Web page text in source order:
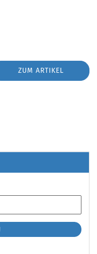
ZUM ARTIKEL